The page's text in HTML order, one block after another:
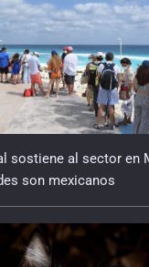
anhela
2026
listas de la compra?
sostiene al sector en
son mexicanos